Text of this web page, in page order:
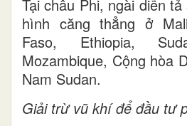
Tại châu Phi, ngài diễn
hình căng thẳng ở
Faso, Ethiopia,
Mozambique, Cộng hòa
Nam Sudan.
Giải trừ vũ khí để đầu tư